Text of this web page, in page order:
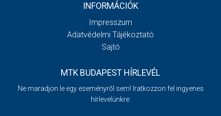
INFORMÁCIÓK
Impresszum
Adatvédelmi Tájékoztató
Sajtó
MTK BUDAPEST HÍRLEVÉL
Ne maradjon le egy eseményről sem! Iratkozzon fel ingyenes
hírlevelünkre: